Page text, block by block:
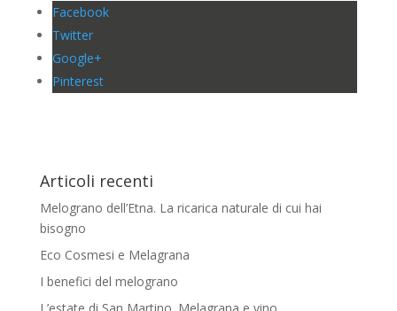
Facebook
Twitter
Google+
Pinterest
Articoli recenti
Melograno dell’Etna. La ricarica naturale di cui hai
bisogno
Eco Cosmesi e Melagrana
I benefici del melograno